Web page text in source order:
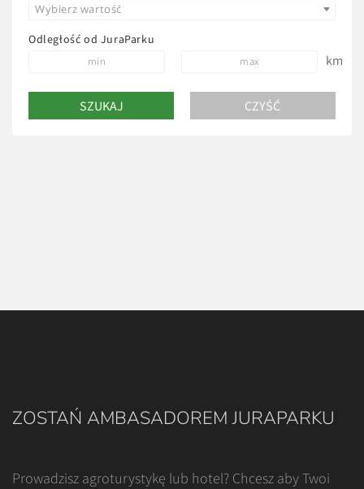
Wybierz wartość
Odległość od JuraParku
km
ZOSTAŃ AMBASADOREM JURAPARKU
Prowadzisz agroturystykę lub hotel? Chcesz aby Twoi